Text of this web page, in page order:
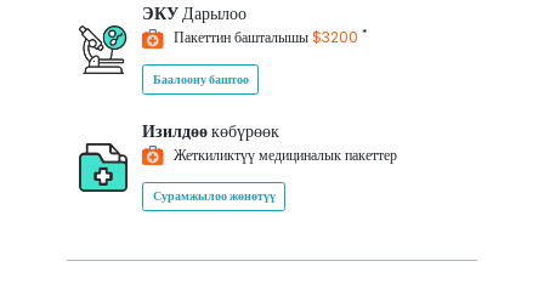
ЭКУДарылоо
Пакеттин башталышы$3200 *
Баалоону баштоо
Изилдөөкөбүрөөк
Жеткиликтүү медициналык пакеттер
Сурамжылоо жөнөтүү